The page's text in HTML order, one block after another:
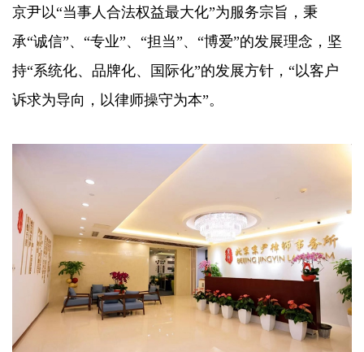
京尹以“当事人合法权益最大化”为服务宗旨，秉
承“诚信”、“专业”、“担当”、“博爱”的发展理念，坚
持“系统化、品牌化、国际化”的发展方针，“以客户
诉求为导向，以律师操守为本”。